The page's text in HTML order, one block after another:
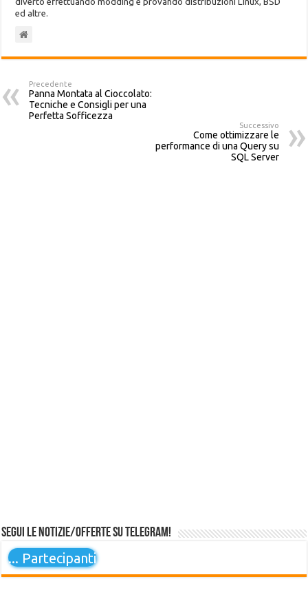
ed altre.
Precedente
Panna Montata al Cioccolato:
Tecniche e Consigli per una
Perfetta Sofficezza
Successivo
Come ottimizzare le
performance di una Query su
SQL Server
Segui le notizie/offerte su Telegram!
... Partecipanti